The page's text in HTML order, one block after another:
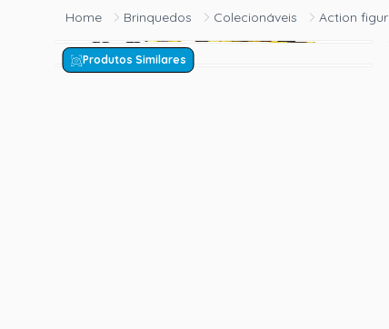
Brinquedos Colecionáveis Action
Produtos Similares
princesa